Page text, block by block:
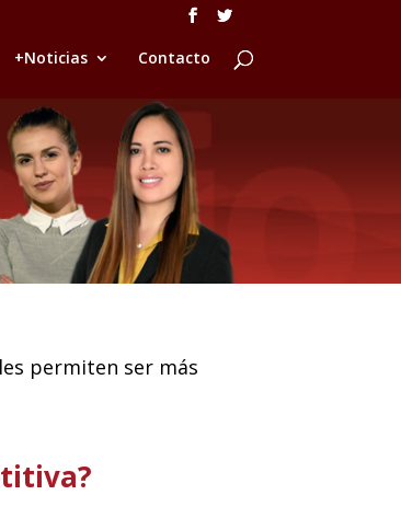
+Noticias Contacto
permiten ser más